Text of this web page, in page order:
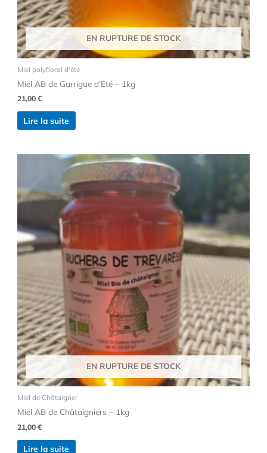
EN RUPTURE DE STOCK
Miel polyfloral d'été
Miel AB de Garrigue d’Eté – 1kg
21,00 €
Lire la suite
EN RUPTURE DE STOCK
Miel de Châtaigner
Miel AB de Châtaigniers – 1kg
21,00 €
Lire la suite